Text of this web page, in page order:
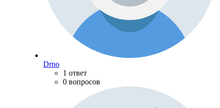
Drno
1 ответ
0 вопросов